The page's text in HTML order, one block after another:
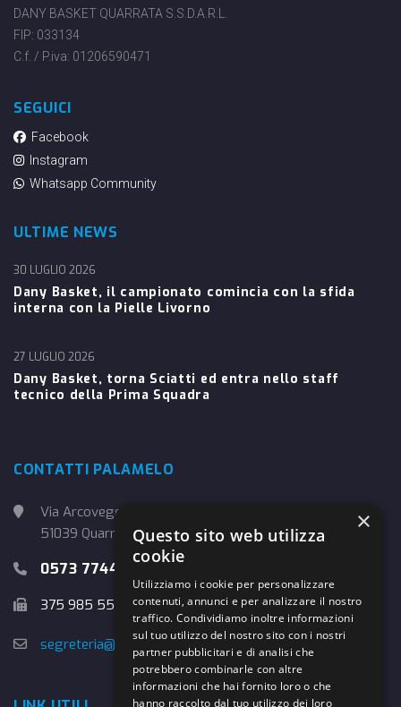
DANY BASKET QUARRATA S.S.D.A.R.L.
FIP: 033134
C.f. / P.iva: 01206590471
SEGUICI
Facebook
Instagram
Whatsapp Community
ULTIME NEWS
Dany Basket, il campionato comincia con la sfida
interna con la Pielle Livorno
30 LUGLIO 2026
Dany Basket, torna Sciatti ed entra nello staff
tecnico della Prima Squadra
27 LUGLIO 2026
CONTATTI PALAMELO
Via Arcoveggio, 4
51039 Quarrata (PT)
0573 774457
375 985 5526
segreteria@danybasket.it
×
Questo sito web utilizza
cookie
Utilizziamo i cookie per personalizzare
contenuti, annunci e per analizzare il nostro
traffico. Condividiamo inoltre informazioni
sul tuo utilizzo del nostro sito con i nostri
partner pubblicitari e di analisi che
potrebbero combinarle con altre
informazioni che hai fornito loro o che
hanno raccolto dal tuo utilizzo dei loro